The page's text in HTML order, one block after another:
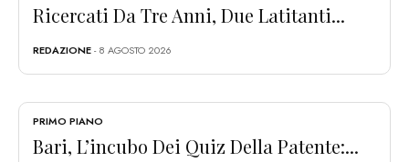
Ricercati Da Tre Anni, Due Latitanti...
REDAZIONE- 8 AGOSTO 2026
PRIMO PIANO
Bari, L’incubo Dei Quiz Della Patente:...